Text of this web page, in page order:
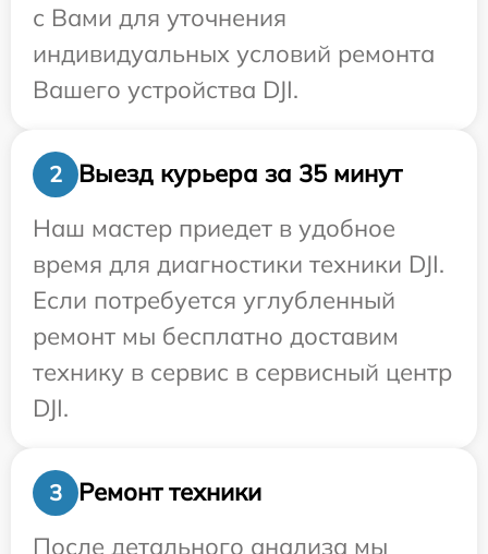
с Вами для уточнения
индивидуальных условий ремонта
Вашего устройства DJI.
2
Выезд курьера за 35 минут
Наш мастер приедет в удобное
время для диагностики техники DJI.
Если потребуется углубленный
ремонт мы бесплатно доставим
технику в сервис в сервисный центр
DJI.
3
Ремонт техники
После детального анализа мы